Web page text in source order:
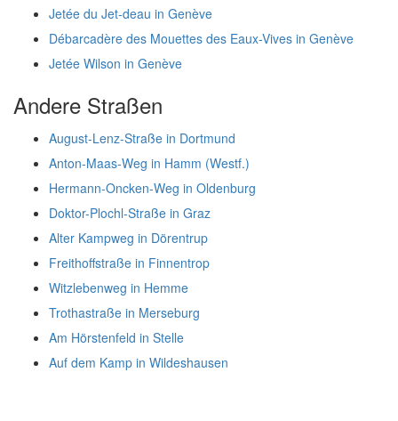
Jetée du Jet-deau in Genève
Débarcadère des Mouettes des Eaux-Vives in Genève
Jetée Wilson in Genève
Andere Straßen
August-Lenz-Straße in Dortmund
Anton-Maas-Weg in Hamm (Westf.)
Hermann-Oncken-Weg in Oldenburg
Doktor-Plochl-Straße in Graz
Alter Kampweg in Dörentrup
Freithoffstraße in Finnentrop
Witzlebenweg in Hemme
Trothastraße in Merseburg
Am Hörstenfeld in Stelle
Auf dem Kamp in Wildeshausen